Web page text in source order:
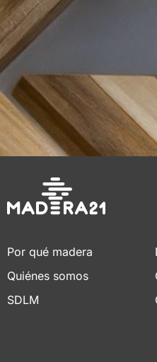
Por qué madera
Quiénes somos
SDLM